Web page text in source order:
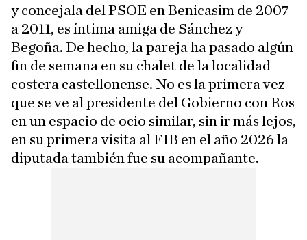
y concejala del PSOE en Benicasim de 2007
a 2011, es íntima amiga de Sánchez y
Begoña. De hecho, la pareja ha pasado algún
fin de semana en su chalet de la localidad
costera castellonense. No es la primera vez
que se ve al presidente del Gobierno con Ros
en un espacio de ocio similar, sin ir más lejos,
en su primera visita al FIB en el año 2026 la
diputada también fue su acompañante.